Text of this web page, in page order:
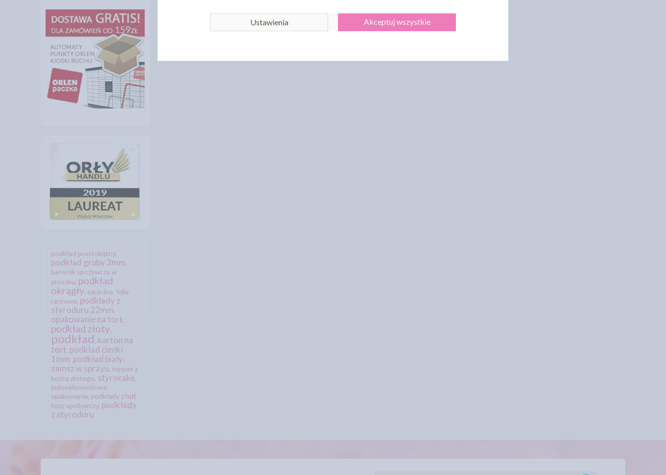
podkład prostokątny,
podkład gruby 3mm,
barwnik spożywczy w
proszku, podkład
okrągły, saracino, folia
rantowa, podkłady z
styroduru 22mm,
opakowanie na tort,
podkład złoty,
podkład, karton na
tort, podkład cieńki
1mm, podkład biały,
zamsz w sprayu, topper z
lustra złotego, styrocake,
jednoelementowe
opakowania, podkłady z hdf,
tusz spożywczy, podkłady
z styroduru
Ustawienia Akceptuj wszystkie